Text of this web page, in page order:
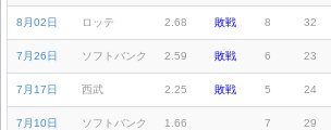
8月02日 ロッテ 2.68 敗戦 8 32
7月26日 ソフトバンク 2.59 敗戦 6 23
7月17日 西武 2.25 敗戦 5 24
7月10日 ソフトバンク 1.66 7 29